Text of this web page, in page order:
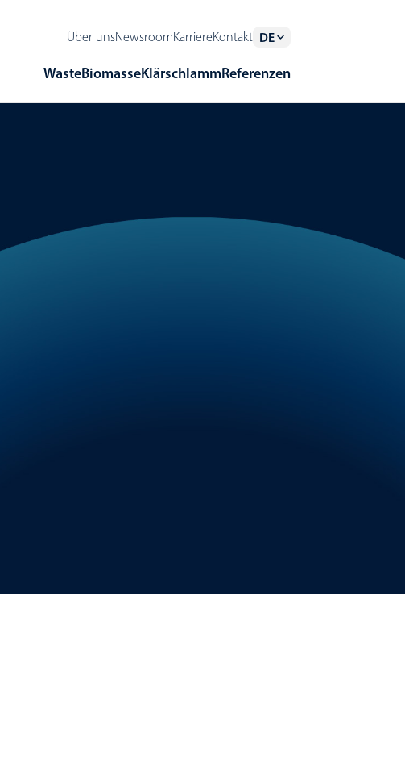
Über unsNewsroomKarriereKontakt DE
WasteBiomasseKlärschlammReferenzen